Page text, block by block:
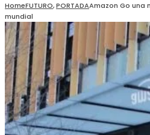
HomeFUTURO,PORTADAAmazon Go una
mundial